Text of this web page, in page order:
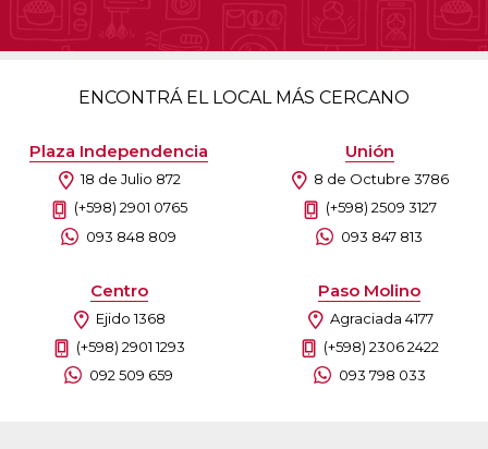
ENCONTRÁ EL LOCAL MÁS CERCANO
Plaza Independencia
18 de Julio 872
(+598) 2901 0765
093 848 809
Unión
8 de Octubre 3786
(+598) 2509 3127
093 847 813
Centro
Ejido 1368
(+598) 2901 1293
092 509 659
Paso Molino
Agraciada 4177
(+598) 2306 2422
093 798 033